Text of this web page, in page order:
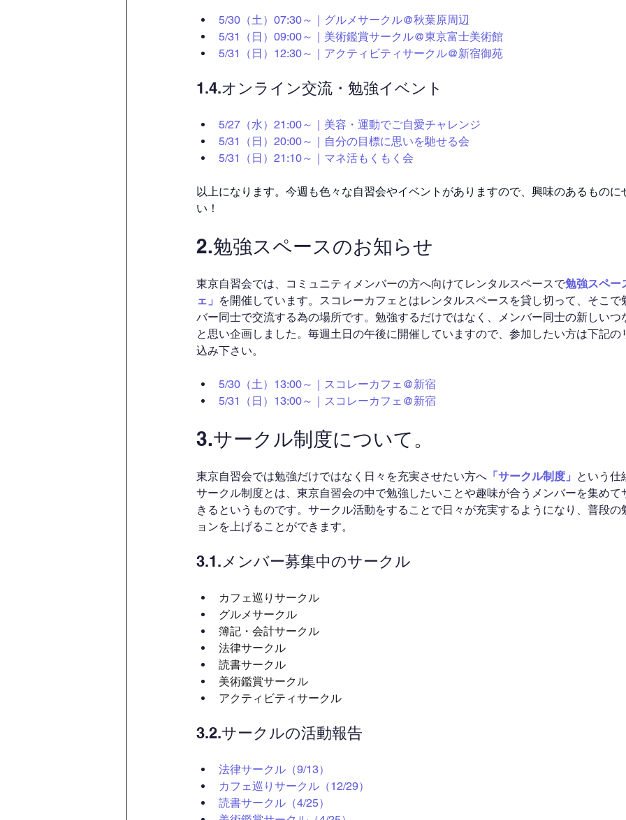
5/30（土）07:30～｜グルメサークル@秋葉原周辺
5/31（日）09:00～｜美術鑑賞サークル@東京富士美術館
5/31（日）12:30～｜アクティビティサークル@新宿御苑
1.4.オンライン交流・勉強イベント
5/27（水）21:00～｜美容・運動でご自愛チャレンジ
5/31（日）20:00～｜自分の目標に思いを馳せる会
5/31（日）21:10～｜マネ活もくもく会
以上になります。今週も色々な自習会やイベントがありますので、興味のあるものに
い！
2.勉強スペースのお知らせ
東京自習会では、コミュニティメンバーの方へ向けてレンタルスペースで勉強スペー
ェ」 を開催しています。スコレーカフェとはレンタルスペースを貸し切って、そこで
バー同士で交流する為の場所です。勉強するだけではなく、メンバー同士の新しいつ
と思い企画しました。毎週土日の午後に開催していますので、参加したい方は下記の
込み下さい。
5/30（土）13:00～｜スコレーカフェ@新宿
5/31（日）13:00～｜スコレーカフェ@新宿
3.サークル制度について。
東京自習会では勉強だけではなく日々を充実させたい方へ 「サークル制度」 という仕
サークル制度とは、東京自習会の中で勉強したいことや趣味が合うメンバーを集めて
きるというものです。サークル活動をすることで日々が充実するようになり、普段の
ョンを上げることができます。
3.1.メンバー募集中のサークル
カフェ巡りサークル
グルメサークル
簿記・会計サークル
法律サークル
読書サークル
美術鑑賞サークル
アクティビティサークル
3.2.サークルの活動報告
法律サークル（9/13）
カフェ巡りサークル（12/29）
読書サークル（4/25）